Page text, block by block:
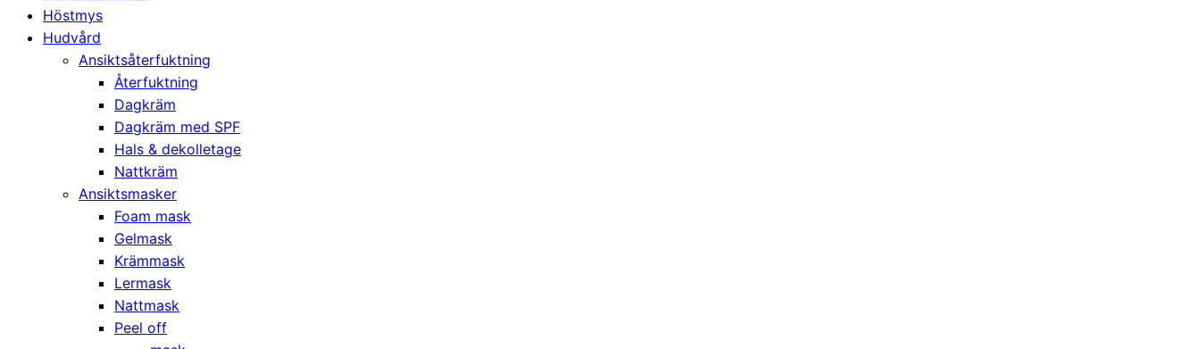
Höstmys
Hudvård
Ansiktsåterfuktning
Återfuktning
Dagkräm
Dagkräm med SPF
Hals & dekolletage
Nattkräm
Ansiktsmasker
Foam mask
Gelmask
Krämmask
Lermask
Nattmask
Peel off